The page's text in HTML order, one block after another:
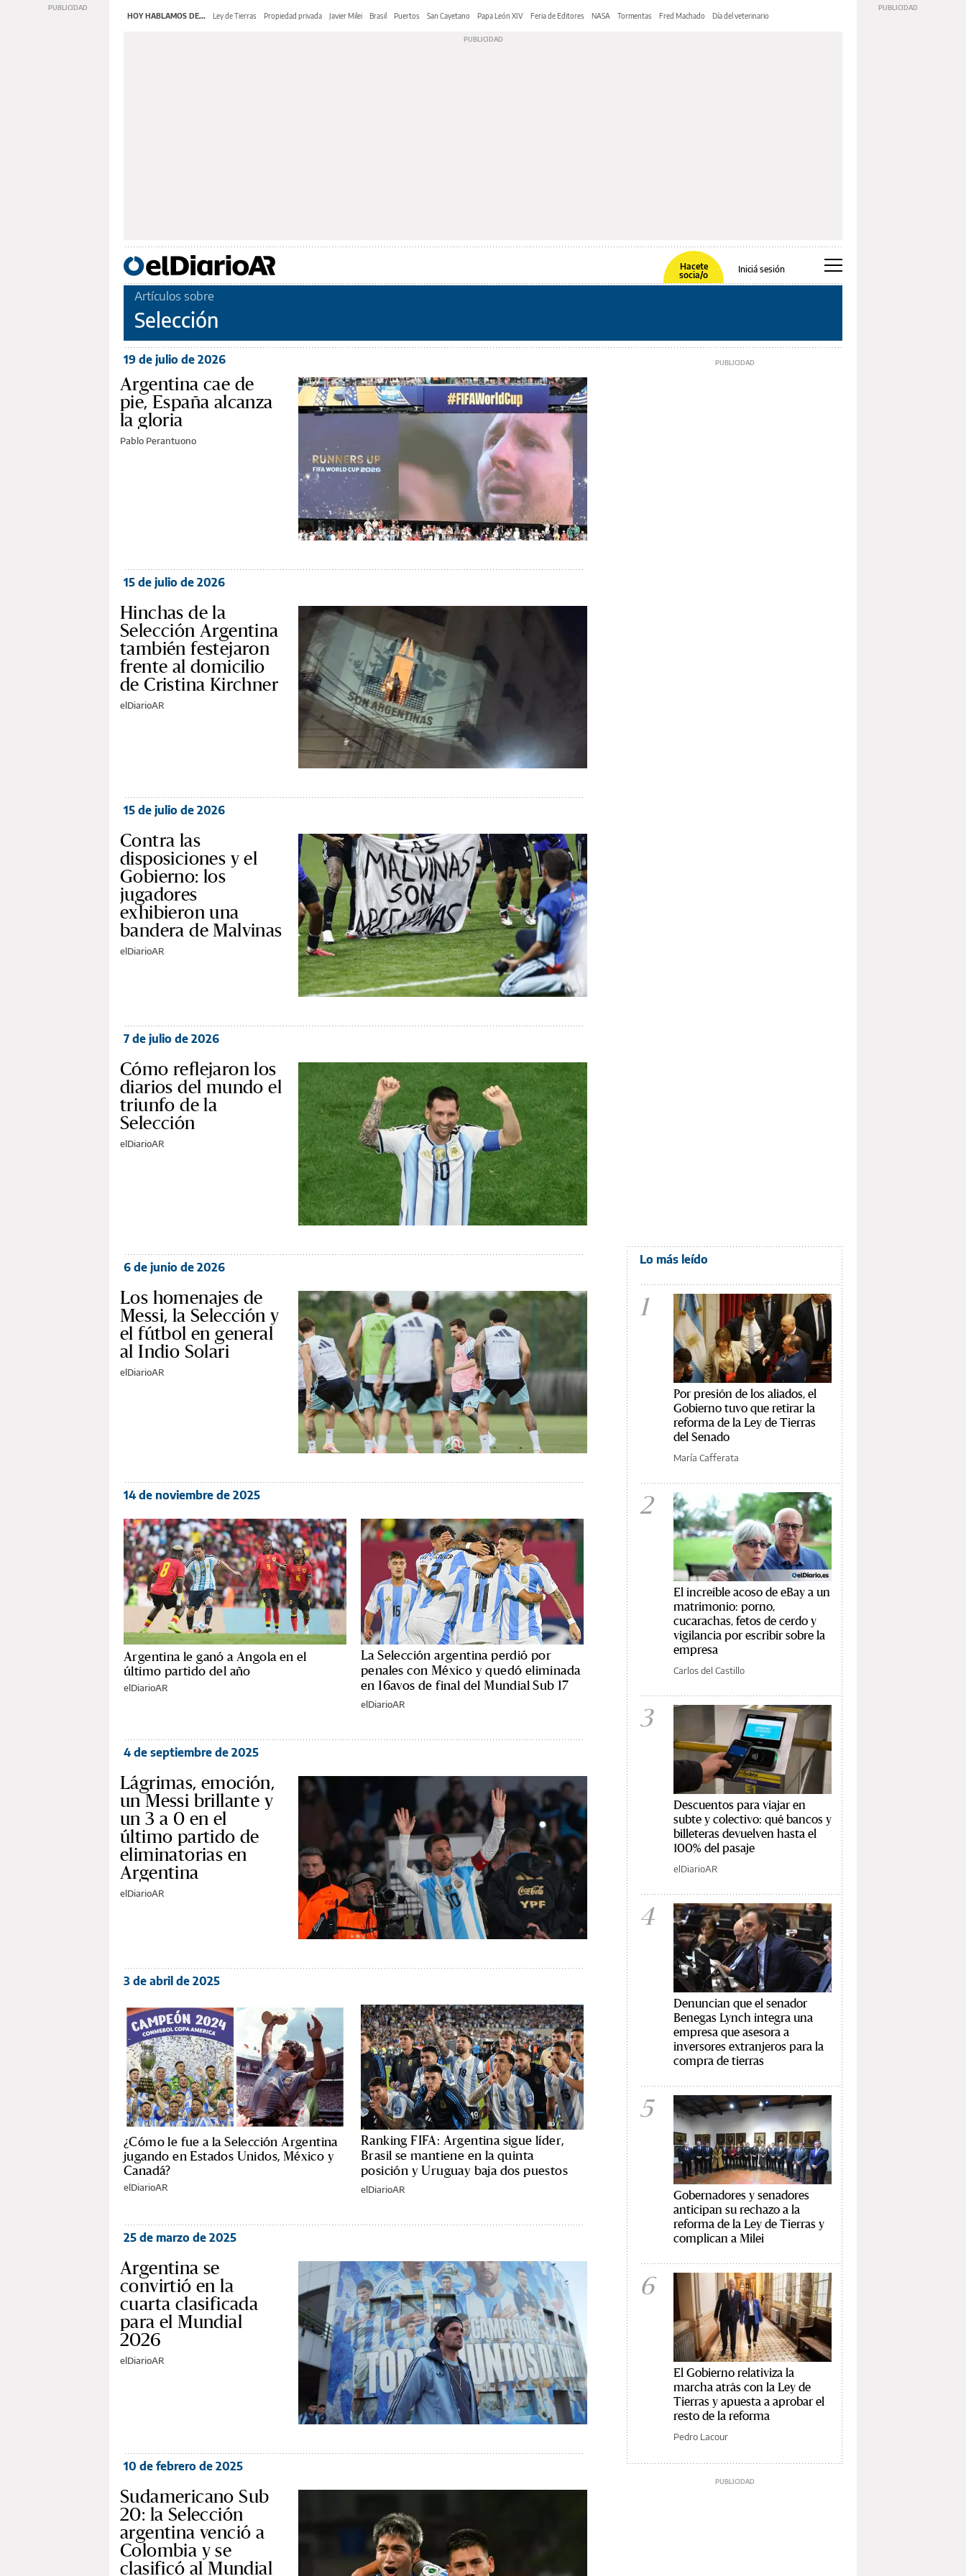
HOY HABLAMOS DE... Ley de Tierras Propiedad privada Javier Milei Brasil Puertos San Cayetano Papa León XIV Feria de Editores NASA Tormentas Fred Machado Día del veterinario
Hacete
socia/o
Iniciá sesión
Artículos sobre
Selección
19 de julio de 2026
Argentina cae de
pie, España alcanza
la gloria
Pablo Perantuono
15 de julio de 2026
Hinchas de la
Selección Argentina
también festejaron
frente al domicilio
de Cristina Kirchner
elDiarioAR
15 de julio de 2026
Contra las
disposiciones y el
Gobierno: los
jugadores
exhibieron una
bandera de Malvinas
elDiarioAR
7 de julio de 2026
Cómo reflejaron los
diarios del mundo el
triunfo de la
Selección
elDiarioAR
6 de junio de 2026
Los homenajes de
Messi, la Selección y
el fútbol en general
al Indio Solari
elDiarioAR
14 de noviembre de 2025
Argentina le ganó a Angola en el
último partido del año
elDiarioAR
La Selección argentina perdió por
penales con México y quedó eliminada
en 16avos de final del Mundial Sub 17
elDiarioAR
4 de septiembre de 2025
Lágrimas, emoción,
un Messi brillante y
un 3 a 0 en el
último partido de
eliminatorias en
Argentina
elDiarioAR
3 de abril de 2025
¿Cómo le fue a la Selección Argentina
jugando en Estados Unidos, México y
Canadá?
elDiarioAR
Ranking FIFA: Argentina sigue líder,
Brasil se mantiene en la quinta
posición y Uruguay baja dos puestos
elDiarioAR
25 de marzo de 2025
Argentina se
convirtió en la
cuarta clasificada
para el Mundial
2026
elDiarioAR
10 de febrero de 2025
Sudamericano Sub
20: la Selección
argentina venció a
Colombia y se
clasificó al Mundial
Lo más leído
1
Por presión de los aliados, el
Gobierno tuvo que retirar la
reforma de la Ley de Tierras
del Senado
María Cafferata
2
El increíble acoso de eBay a un
matrimonio: porno,
cucarachas, fetos de cerdo y
vigilancia por escribir sobre la
empresa
Carlos del Castillo
3
Descuentos para viajar en
subte y colectivo: qué bancos y
billeteras devuelven hasta el
100% del pasaje
elDiarioAR
4
Denuncian que el senador
Benegas Lynch integra una
empresa que asesora a
inversores extranjeros para la
compra de tierras
5
Gobernadores y senadores
anticipan su rechazo a la
reforma de la Ley de Tierras y
complican a Milei
6
El Gobierno relativiza la
marcha atrás con la Ley de
Tierras y apuesta a aprobar el
resto de la reforma
Pedro Lacour